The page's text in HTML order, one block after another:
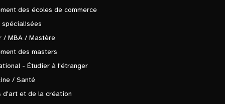
des écoles de commerce
spécialisées
/ MBA / Mastère
des masters
- Étudier à l'étranger
/ Santé
d'art et de la création